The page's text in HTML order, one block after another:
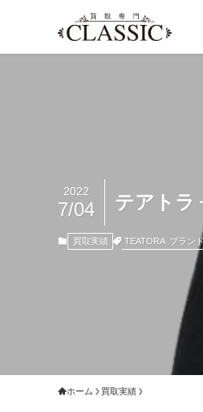
テアトラ
2022
7/04
買取実績 TEATORA ブラン
ホーム 買取実績